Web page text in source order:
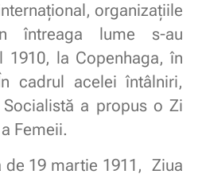
organizaţiile
întreaga lume s-au
1910, la Copenhaga, în
cadrul acelei întâlniri,
Socialistă a propus o Zi
Femeii.
de 19 martie 1911, Ziua